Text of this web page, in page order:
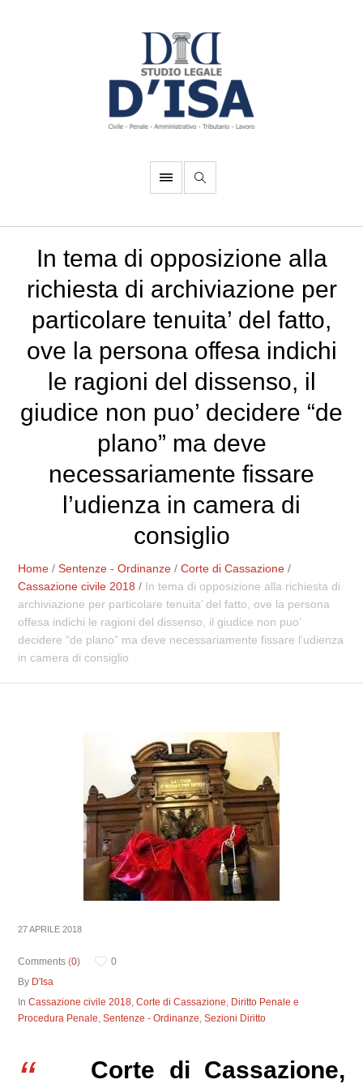
In tema di opposizione alla
richiesta di archiviazione per
particolare tenuita’ del fatto,
ove la persona offesa indichi
le ragioni del dissenso, il
giudice non puo’ decidere “de
plano” ma deve
necessariamente fissare
l’udienza in camera di
consiglio
Home /Sentenze - Ordinanze /Corte di Cassazione /
Cassazione civile 2018 / In tema di opposizione alla richiesta di
archiviazione per particolare tenuita’ del fatto, ove la persona
offesa indichi le ragioni del dissenso, il giudice non puo’
decidere “de plano” ma deve necessariamente fissare l’udienza
in camera di consiglio
27 APRILE 2018
Comments (0)
0
By D'Isa
InCassazione civile 2018,Corte di Cassazione, Diritto Penale e
Procedura Penale,Sentenze - Ordinanze,Sezioni Diritto
Corte di Cassazione,